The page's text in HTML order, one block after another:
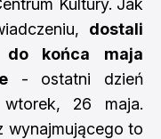
Kultury. Jak
dostali
do końca maja
- ostatni dzień
26 maja.
wynajmującego to